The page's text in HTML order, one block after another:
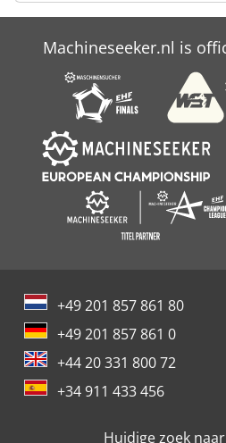
Mte Bf 4200
Mte Kompakt
Machineseeker.nl is
+49 201 857 861 80
+49 201 857 861 0
+44 20 331 800 72
+34 911 433 456
Huidige zoek